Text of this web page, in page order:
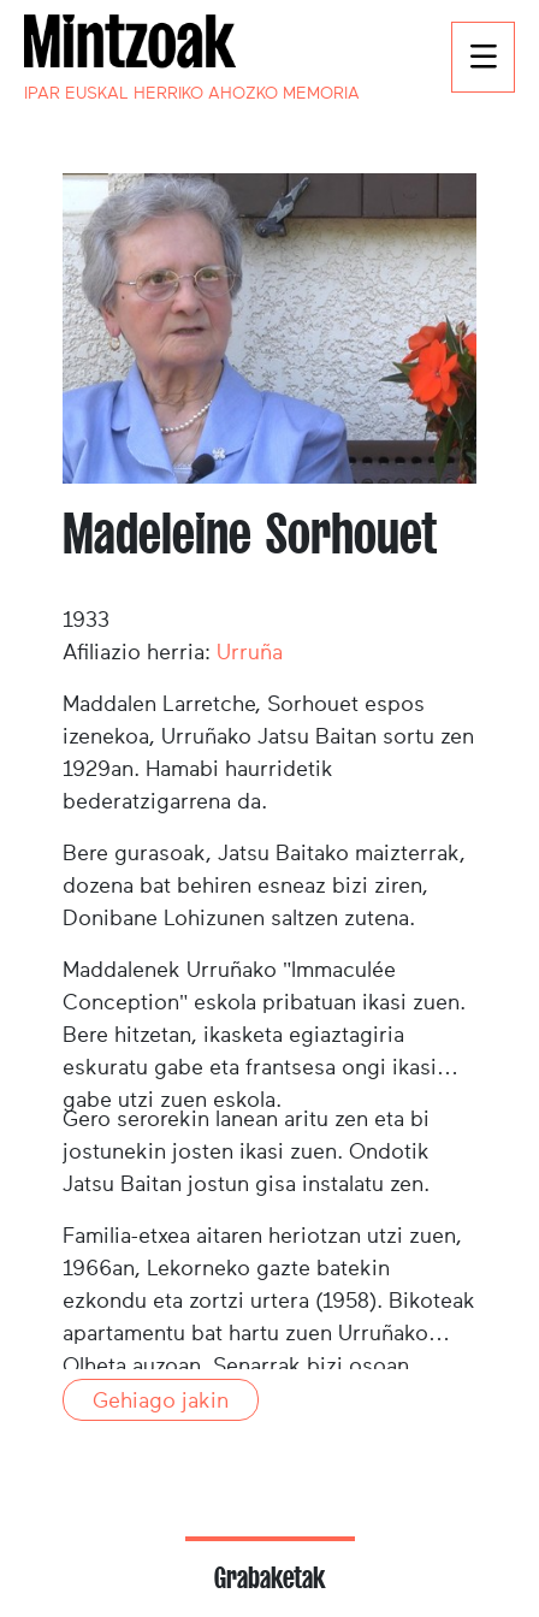
IPAR EUSKAL HERRIKO AHOZKO MEMORIA
Madeleine Sorhouet
1933
Afiliazio herria: Urruña
Maddalen Larretche, Sorhouet espos
izenekoa, Urruñako Jatsu Baitan sortu zen
1929an. Hamabi haurridetik
bederatzigarrena da.
Bere gurasoak, Jatsu Baitako maizterrak,
dozena bat behiren esneaz bizi ziren,
Donibane Lohizunen saltzen zutena.
Maddalenek Urruñako "Immaculée
Conception" eskola pribatuan ikasi zuen.
Bere hitzetan, ikasketa egiaztagiria
eskuratu gabe eta frantsesa ongi ikasi
gabe utzi zuen eskola.
Gero serorekin lanean aritu zen eta bi
jostunekin josten ikasi zuen. Ondotik
Jatsu Baitan jostun gisa instalatu zen.
Familia-etxea aitaren heriotzan utzi zuen,
1966an, Lekorneko gazte batekin
ezkondu eta zortzi urtera (1958). Bikoteak
apartamentu bat hartu zuen Urruñako
Olheta auzoan. Senarrak bizi osoan
Neuhaus seinaletika enpresan lan egin
Gehiago jakin
Grabaketak